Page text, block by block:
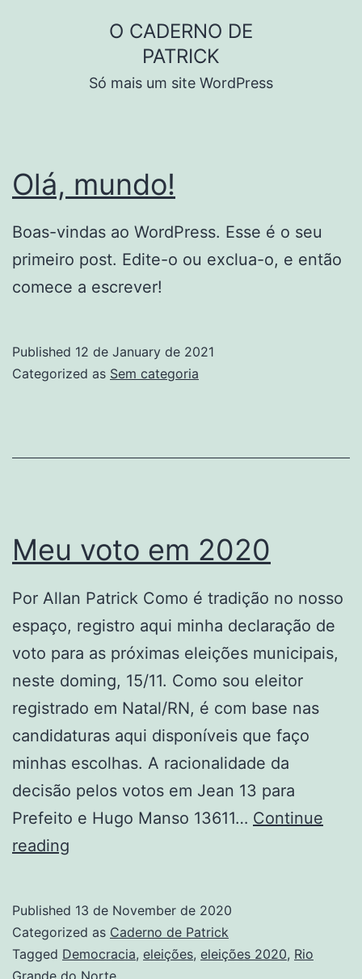
O CADERNO DE
PATRICK
Só mais um site WordPress
Olá, mundo!
Boas-vindas ao WordPress. Esse é o seu
primeiro post. Edite-o ou exclua-o, e então
comece a escrever!
Published 12 de January de 2021
Categorized as Sem categoria
Meu voto em 2020
Por Allan Patrick Como é tradição no nosso
espaço, registro aqui minha declaração de
voto para as próximas eleições municipais,
neste doming, 15/11. Como sou eleitor
registrado em Natal/RN, é com base nas
candidaturas aqui disponíveis que faço
minhas escolhas. A racionalidade da
decisão pelos votos em Jean 13 para
Prefeito e Hugo Manso 13611… Continue
reading
2020
Published 13 de November de 2020
Categorized as Caderno de Patrick
Tagged Democracia, eleições, eleições 2020, Rio